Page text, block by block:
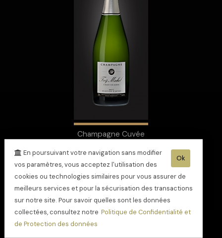
Champagne Cuvée
Ok
En poursuivant votre navigation sans modifier
vos paramètres, vous acceptez l'utilisation des
cookies ou technologies similaires pour vous assurer de
meilleurs services et pour la sécurisation des transactions
sur notre site. Pour savoir quelles sont les données
collectées, consultez notre Politique de Confidentialité et
de Protection des données